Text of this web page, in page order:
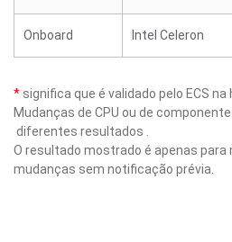
Onboard Intel Celeron
* significa que é validado pelo ECS na
Mudanças de CPU ou de
diferentes resultados .
O resultado mostrado é apenas para
mudanças sem notificação prévia.